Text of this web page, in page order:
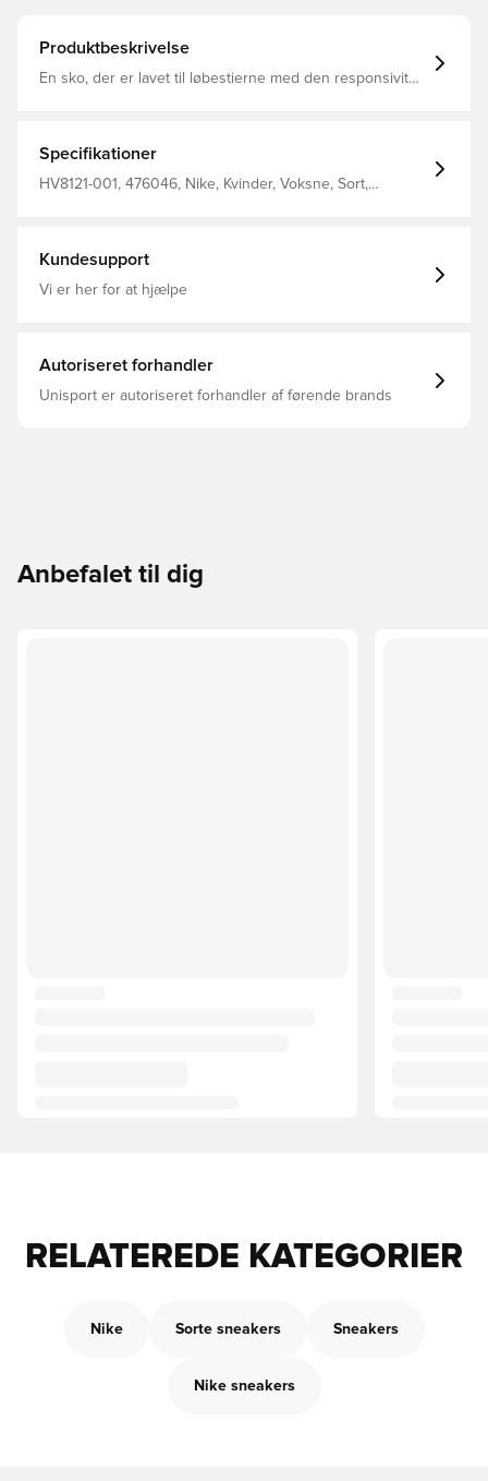
Produktbeskrivelse
En sko, der er lavet til løbestierne med den responsivitet,
har brug for på vådt terræn. Og pasformen? En bredere
forfod giver dine tæer ekstra plads til at bevæge sig.
Specifikationer
HV8121-001, 476046, Nike, Kvinder, Voksne, Sort,
Kundesupport
Vi er her for at hjælpe
Autoriseret forhandler
Unisport er autoriseret forhandler af førende brands
Anbefalet til dig
RELATEREDE KATEGORIER
Nike Sorte sneakers Sneakers
Nike sneakers